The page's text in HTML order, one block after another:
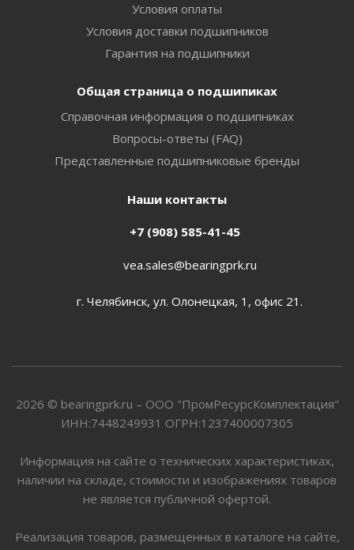
Условия оплаты
Условия доставки подшипников
Гарантия на подшипники
Общая страница о подшипиках
Справочная информация о подшипниках
Вопросы-ответы (FAQ)
Представленные подшипниковые бренды
Наши контакты
+7 (908) 585-41-45
vea.sales@bearingprk.ru
г. Челябинск, ул. Олонецкая, 1, офис 21.
2026 © bearingprk.ru – ООО "ПромРесурсКомплектация"
ИНН:7448249931 ОГРН:1237400007305
Информация на сайте о технических характеристиках,
наличии на складе, стоимости и изображениях товаров
не является публичной офертой.
Реализация товаров, размещенных в каталоге на сайте,